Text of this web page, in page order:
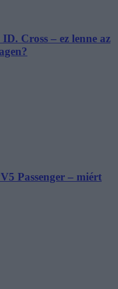
Cross – ez lenne az
Passenger – miért